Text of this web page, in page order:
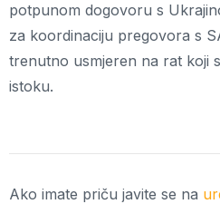
potpunom dogovoru s
za koordinaciju pregovora s
trenutno usmjeren na rat koji
istoku.
Ako imate priču javite se na